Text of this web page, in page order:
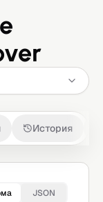
История
JSON